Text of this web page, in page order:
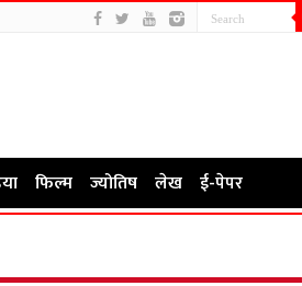
फिल्म ज्योतिष लेख ई-पेपर